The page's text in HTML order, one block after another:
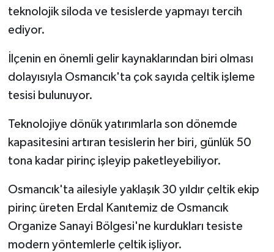
teknolojik siloda ve tesislerde yapmayı tercih
ediyor.
İlçenin en önemli gelir kaynaklarından biri olması
dolayısıyla Osmancık'ta çok sayıda çeltik işleme
tesisi bulunuyor.
Teknolojiye dönük yatırımlarla son dönemde
kapasitesini artıran tesislerin her biri, günlük 50
tona kadar pirinç işleyip paketleyebiliyor.
Osmancık'ta ailesiyle yaklaşık 30 yıldır çeltik ekip
pirinç üreten Erdal Kanıtemiz de Osmancık
Organize Sanayi Bölgesi'ne kurdukları tesiste
modern yöntemlerle çeltik işliyor.